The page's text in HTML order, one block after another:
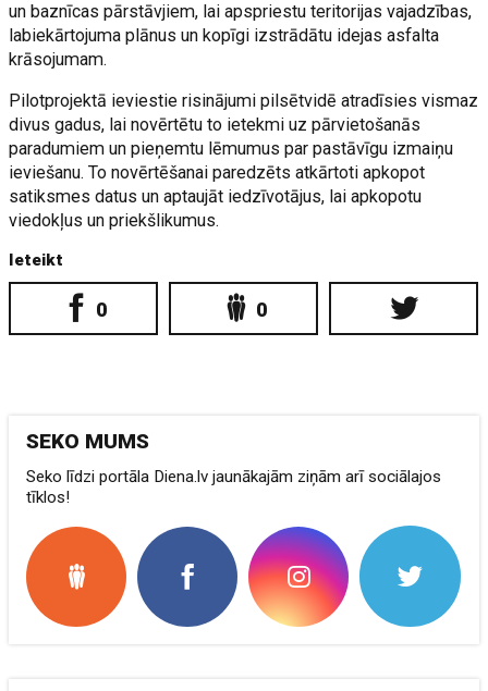
un baznīcas pārstāvjiem, lai apspriestu teritorijas vajadzības,
labiekārtojuma plānus un kopīgi izstrādātu idejas asfalta
krāsojumam.
Pilotprojektā ieviestie risinājumi pilsētvidē atradīsies vismaz
divus gadus, lai novērtētu to ietekmi uz pārvietošanās
paradumiem un pieņemtu lēmumus par pastāvīgu izmaiņu
ieviešanu. To novērtēšanai paredzēts atkārtoti apkopot
satiksmes datus un aptaujāt iedzīvotājus, lai apkopotu
viedokļus un priekšlikumus.
Ieteikt
0 0
SEKO MUMS
Seko līdzi portāla Diena.lv jaunākajām ziņām arī sociālajos
tīklos!